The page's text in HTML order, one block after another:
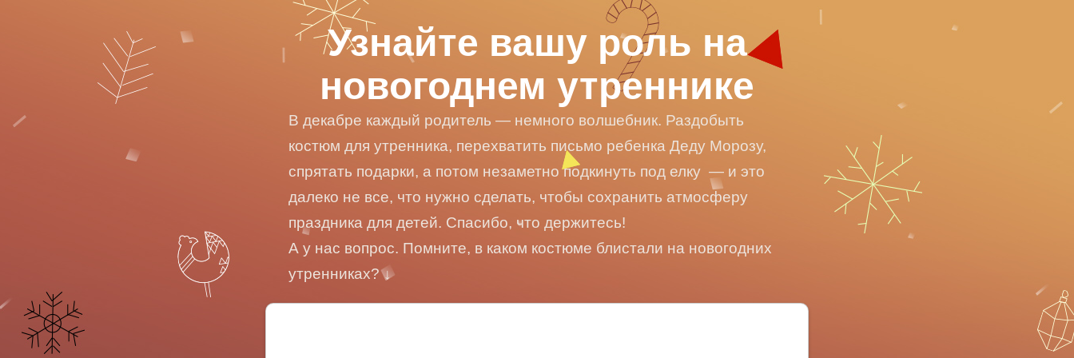
Узнайте вашу роль на
новогоднем утреннике
В декабре каждый родитель — немного волшебник. Раздобыть
костюм для утренника, перехватить письмо ребенка Деду Морозу,
спрятать подарки, а потом незаметно подкинуть под елку — и это
далеко не все, что нужно сделать, чтобы сохранить атмосферу
праздника для детей. Спасибо, что держитесь!
А у нас вопрос. Помните, в каком костюме блистали на новогодних
утренниках?↓